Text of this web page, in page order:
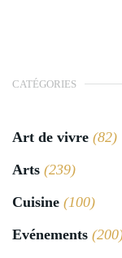
CATÉGORIES
Art de vivre (82)
Arts (239)
Cuisine (100)
Evénements